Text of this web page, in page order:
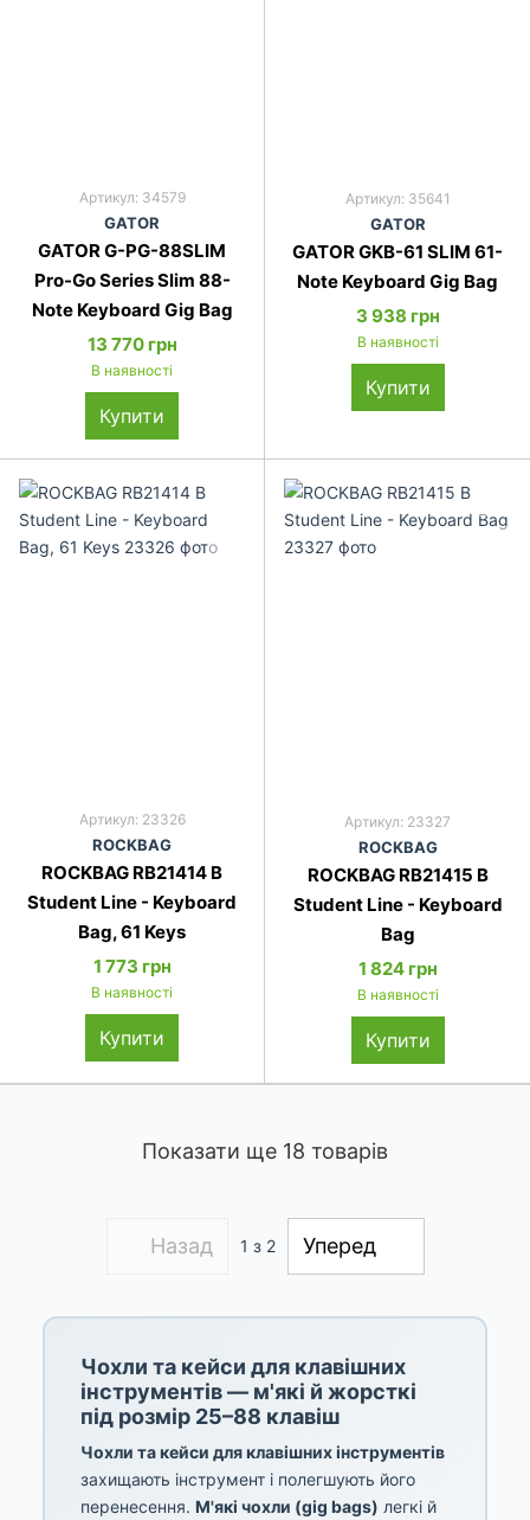
Артикул: 34579
GATOR
GATOR G-PG-88SLIM
Pro-Go Series Slim 88-
Note Keyboard Gig Bag
13 770 грн
В наявності
Купити
Артикул: 35641
GATOR
GATOR GKB-61 SLIM 61-
Note Keyboard Gig Bag
3 938 грн
В наявності
Купити
Артикул: 23326
ROCKBAG
ROCKBAG RB21414 B
Student Line - Keyboard
Bag, 61 Keys
1 773 грн
В наявності
Купити
Артикул: 23327
ROCKBAG
ROCKBAG RB21415 B
Student Line - Keyboard
Bag
1 824 грн
В наявності
Купити
Показати ще 18 товарів
Назад 1 з 2 Уперед
Чохли та кейси для клавішних
інструментів — м'які й жорсткі
під розмір 25–88 клавіш
Чохли та кейси для клавішних інструментів
захищають інструмент і полегшують його
перенесення. М'які чохли (gig bags) легкі й